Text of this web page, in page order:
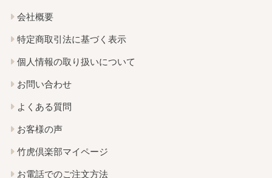
会社概要
特定商取引法に基づく表示
個人情報の取り扱いについて
お問い合わせ
よくある質問
お客様の声
竹虎倶楽部マイページ
お電話でのご注文方法